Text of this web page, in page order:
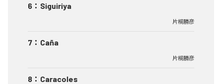
6 ： Siguiriya
片桐勝彦
7 ： Caña
片桐勝彦
8 ： Caracoles